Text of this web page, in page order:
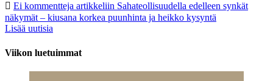
Ei kommentteja artikkeliin Sahateollisuudella edelleen synkät
näkymät – kiusana korkea puunhinta ja heikko kysyntä
Lisää uutisia
Viikon luetuimmat